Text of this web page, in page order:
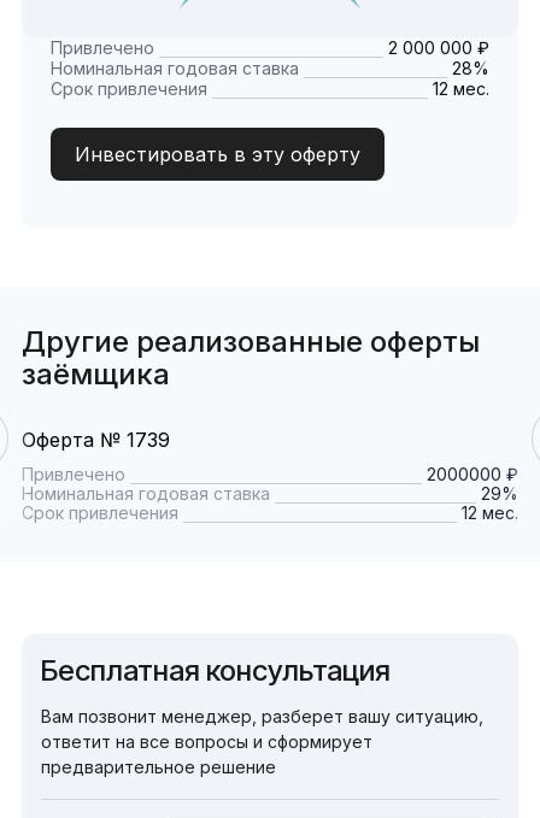
Привлечено
2 000 000 ₽
Номинальная годовая ставка
28%
Срок привлечения
12 мес.
Инвестировать в эту оферту
Другие реализованные оферты
заёмщика
Оферта № 1739
Привлечено
2000000 ₽
Номинальная годовая ставка
29%
Срок привлечения
12 мес.
Бесплатная консультация
Вам позвонит менеджер, разберет вашу ситуацию,
ответит на все вопросы и сформирует
предварительное решение